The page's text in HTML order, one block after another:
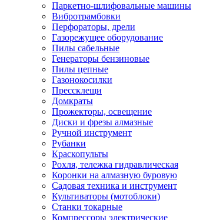
Паркетно-шлифовальные машины
Вибротрамбовки
Перфораторы, дрели
Газорежущее оборудование
Пилы сабельные
Генераторы бензиновые
Пилы цепные
Газонокосилки
Прессклещи
Домкраты
Прожекторы, освещение
Диски и фрезы алмазные
Ручной инструмент
Рубанки
Краскопульты
Рохля, тележка гидравлическая
Коронки на алмазную буровую
Садовая техника и инструмент
Культиваторы (мотоблоки)
Станки токарные
Компрессоры электрические